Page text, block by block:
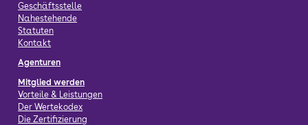
Geschäftsstelle
Nahestehende
Statuten
Kontakt
Agenturen
Mitglied werden
Vorteile & Leistungen
Der Wertekodex
Die Zertifizierung